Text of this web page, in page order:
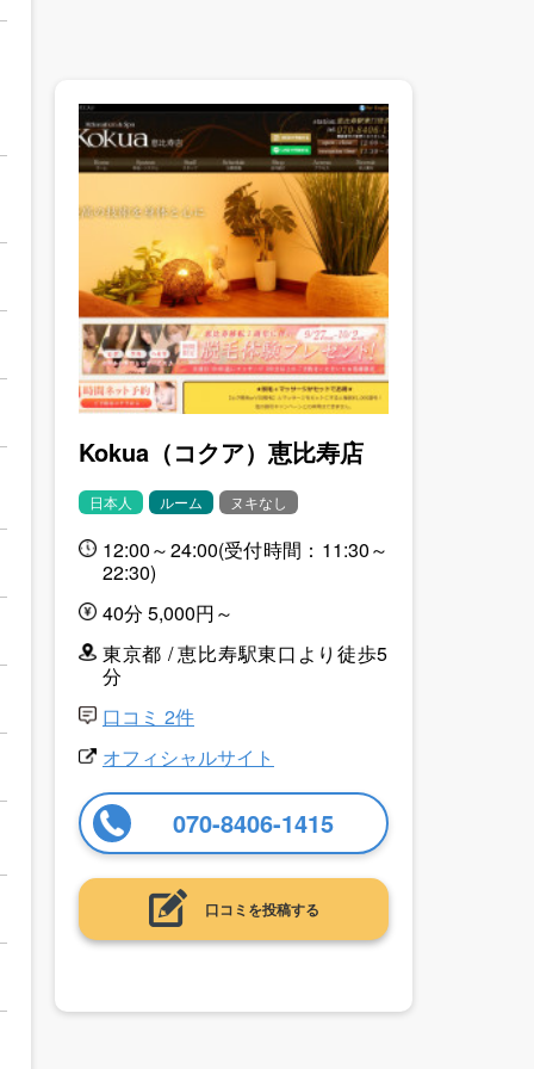
Kokua（コクア）恵比寿店
日本人 ルーム ヌキなし
12:00～24:00(受付時間：11:30～
22:30)
40分 5,000円～
東京都 / 恵比寿駅東口より徒歩5
分
口コミ 2件
オフィシャルサイト
070-8406-1415
口コミを投稿する